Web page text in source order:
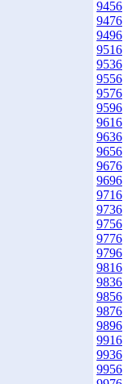
9456
9476
9496
9516
9536
9556
9576
9596
9616
9636
9656
9676
9696
9716
9736
9756
9776
9796
9816
9836
9856
9876
9896
9916
9936
9956